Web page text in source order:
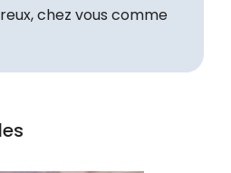
chez vous comme